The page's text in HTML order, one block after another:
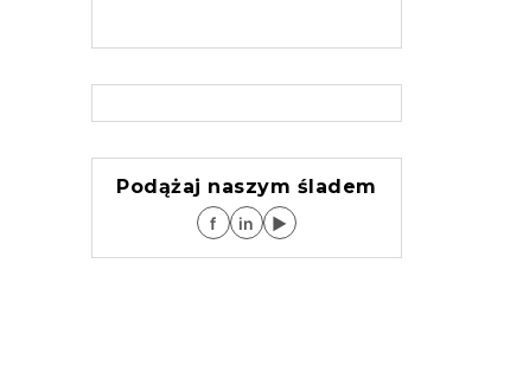
Podążaj naszym śladem
f in ▶